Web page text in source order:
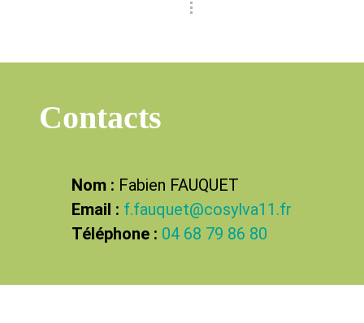
Contacts
Nom : Fabien FAUQUET
Email : f.fauquet@cosylva11.fr
Téléphone : 04 68 79 86 80